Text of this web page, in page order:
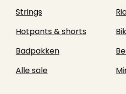
Strings
Hotpants & shorts
Badpakken
Alle sale